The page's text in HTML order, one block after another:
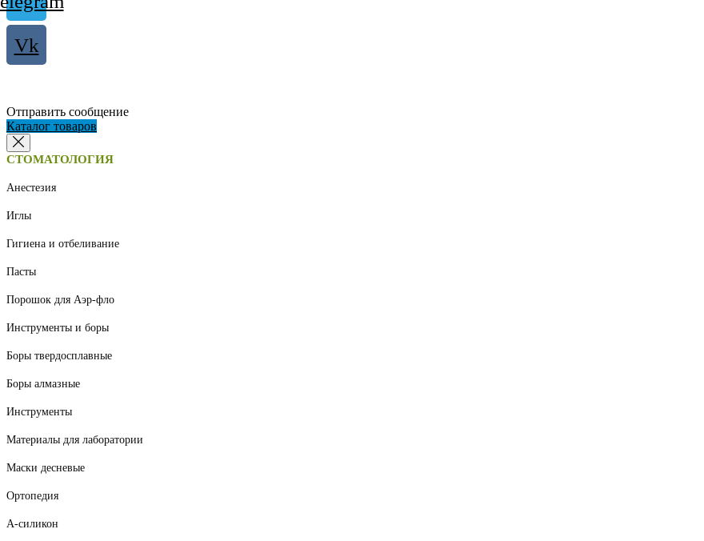
Vk
Отправить сообщение
Каталог товаров
СТОМАТОЛОГИЯ
Анестезия
Иглы
Гигиена и отбеливание
Пасты
Порошок для Аэр-фло
Инструменты и боры
Боры твердосплавные
Боры алмазные
Инструменты
Материалы для лаборатории
Маски десневые
Ортопедия
А-силикон